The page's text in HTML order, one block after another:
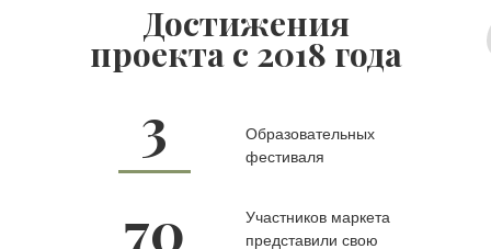
Достижения
проекта с 2018 года
Образовательных
фестиваля
3
Участников маркета
представили свою
70